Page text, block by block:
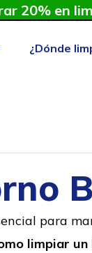
20% en
¿Dónde
para
limpiar un